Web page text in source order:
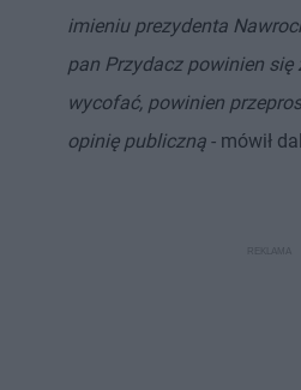
imieniu prezydenta
pan Przydacz powinien się
wycofać, powinien
opinię publiczną - mówił